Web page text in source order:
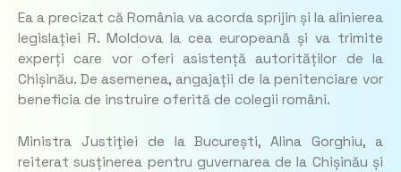
Ea a precizat că România va acorda sprijin și la alinierea
legislației R. Moldova la cea europeană și va trimite
experți care vor oferi asistență autorităților de la
Chișinău. De asemenea, angajații de la penitenciare vor
beneficia de instruire oferită de colegii români.
Ministra Justiţiei de la București, Alina Gorghiu, a
reiterat susținerea pentru guvernarea de la Chișinău și